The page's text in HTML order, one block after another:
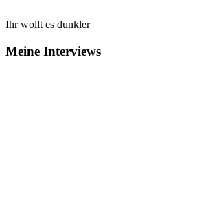
Ihr wollt es dunkler
Meine Interviews